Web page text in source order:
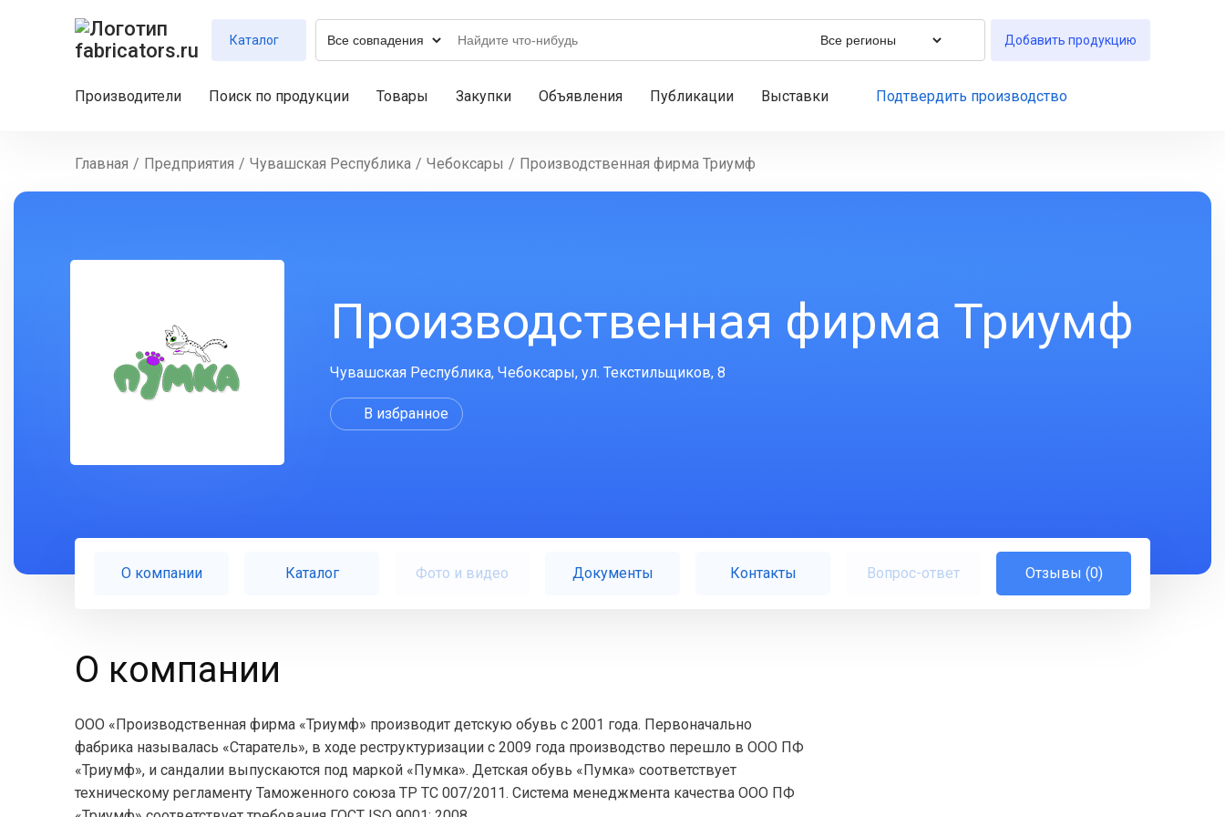
Каталог Добавить продукцию
Производители Поиск по продукции Товары Закупки Объявления Публикации Выставки Подтвердить производство
Главная / Предприятия / Чувашская Республика / Чебоксары / Производственная фирма Триумф
Производственная фирма Триумф
Чувашская Республика, Чебоксары, ул. Текстильщиков, 8
В избранное
О компании Каталог Фото и видео Документы Контакты Вопрос-ответ Отзывы (0)
О компании
ООО «Производственная фирма «Триумф» производит детскую обувь с 2001 года. Первоначально
фабрика называлась «Старатель», в ходе реструктуризации с 2009 года производство перешло в ООО ПФ
«Триумф», и сандалии выпускаются под маркой «Пумка». Детская обувь «Пумка» соответствует
техническому регламенту Таможенного союза ТР ТС 007/2011. Система менеджмента качества ООО ПФ